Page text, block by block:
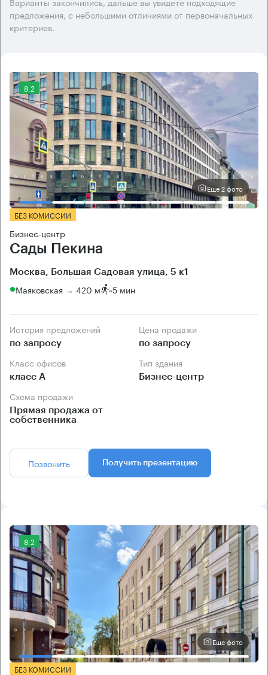
предложения, с небольшими отличиями от первоначальных
критериев.
8.2
Еще 2 фото
БЕЗ КОМИССИИ
Бизнес-центр
Сады Пекина
Москва, Большая Садовая улица, 5 к1
Маяковская → 420 м ~5 мин
История предложений
по запросу
Цена продажи
по запросу
Класс офисов
класс А
Тип здания
Бизнес-центр
Схема продажи
Прямая продажа от
собственника
Позвонить Получить презентацию
8.2
Еще фото
БЕЗ КОМИССИИ